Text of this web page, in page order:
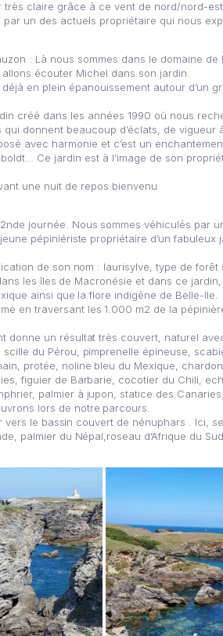
claire grâce à ce vent de nord/nord-
un des actuels propriétaire qui nous
: Là nous sommes dans le domaine
écouter Michel dans son jardin.
en plein épanouissement autour d’un
créé dans les années 1990 où nous
donnent beaucoup d’éclats, de
avec harmonie et c’est un
Ce jardin est à l’image de son
une nuit de repos bienvenu
journée. Nous sommes véhiculés par
pépiniériste propriétaire d’un fabuleux
de son nom : laurisylve, type de
les îles de Macronésie et dans ce
ainsi que la flore indigène de Belle-Ile.
en traversant les 1.000 m2 de la
un résultat très couvert, naturel
du Pérou, pimprenelle épineuse,
protée, noline bleu du Mexique,
figuier de Barbarie, cocotier du Chili,
palmier à jupon, statice des
lors de notre parcours.
le bassin couvert de nénuphars . Ici,
palmier du Népal,roseau d’Afrique du